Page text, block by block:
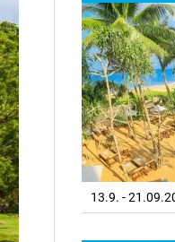
13.9. -